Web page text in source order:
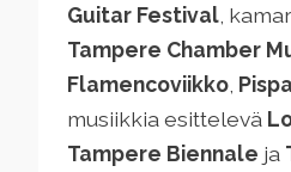
Guitar Festival ,
Tampere Chamber
Flamencoviikko
musiikkia esittelevä
Tampere Biennale ja